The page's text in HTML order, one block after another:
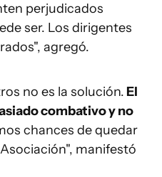
perjudicados
ser. Los dirigentes
agregó.
no es la solución. El
combativo y no
chances de quedar
manifestó